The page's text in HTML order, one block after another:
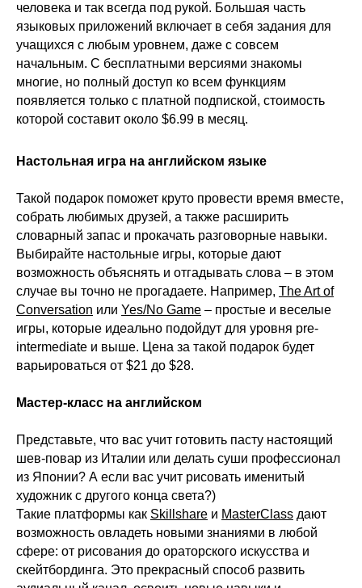
человека и так всегда под рукой. Большая часть
языковых приложений включает в себя задания для
учащихся с любым уровнем, даже с совсем
начальным. С бесплатными версиями знакомы
многие, но полный доступ ко всем функциям
появляется только с платной подпиской, стоимость
которой составит около $6.99 в месяц.
Настольная игра на английском языке
Такой подарок поможет круто провести время вместе,
собрать любимых друзей, а также расширить
словарный запас и прокачать разговорные навыки.
Выбирайте настольные игры, которые дают
возможность объяснять и отгадывать слова – в этом
случае вы точно не прогадаете. Например, The Art of
Conversation или Yes/No Game – простые и веселые
игры, которые идеально подойдут для уровня pre-
intermediate и выше. Цена за такой подарок будет
варьироваться от $21 до $28.
Мастер-класс на английском
Представьте, что вас учит готовить пасту настоящий
шев-повар из Италии или делать суши профессионал
из Японии? А если вас учит рисовать именитый
художник с другого конца света?)
Такие платформы как Skillshare и MasterClass дают
возможность овладеть новыми знаниями в любой
сфере: от рисования до ораторского искусства и
скейтбординга. Это прекрасный способ развить